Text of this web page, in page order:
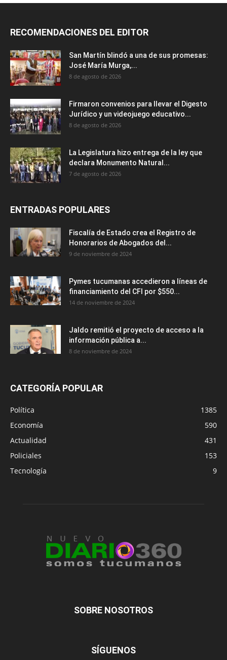
RECOMENDACIONES DEL EDITOR
San Martín blindó a una de sus promesas:
José María Murga,...
8 de agosto de 2026
Firmaron convenios para llevar el Digesto
Jurídico y un videojuego educativo...
8 de agosto de 2026
La Legislatura hizo entrega de la ley que
declara Monumento Natural...
7 de agosto de 2026
ENTRADAS POPULARES
Fiscalía de Estado crea el Registro de
Honorarios de Abogados del...
9 de noviembre de 2024
Pymes tucumanas accedieron a líneas de
financiamiento del CFI por $550...
14 de noviembre de 2024
Jaldo remitió el proyecto de acceso a la
información pública a...
8 de noviembre de 2024
CATEGORÍA POPULAR
Política
1385
Economía
590
Actualidad
431
Policiales
153
Tecnología
9
SOBRE NOSOTROS
SÍGUENOS